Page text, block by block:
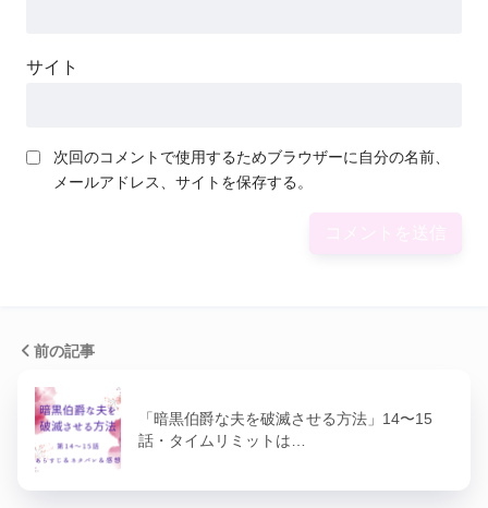
サイト
次回のコメントで使用するためブラウザーに自分の名前、
メールアドレス、サイトを保存する。
前の記事
「暗黒伯爵な夫を破滅させる方法」14〜15
話・タイムリミットは…